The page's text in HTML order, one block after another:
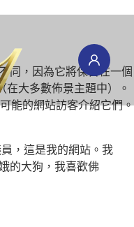
同，因為它將保留在一個
在大多數佈景主題中）。
能的網站訪客介紹它們。
，這是我的網站。我
的大狗，我喜歡佛